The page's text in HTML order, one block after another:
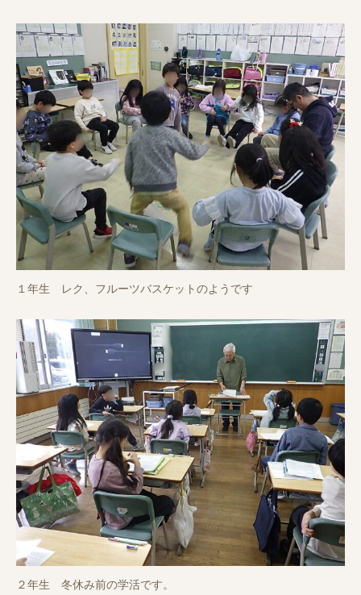
１年生 レク、フルーツバスケットのようです
２年生 冬休み前の学活です。